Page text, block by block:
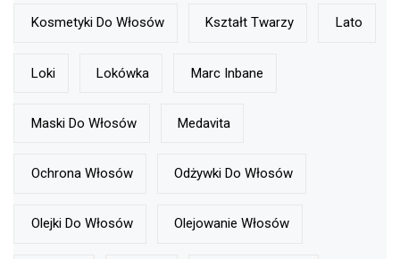
Kosmetyki Do Włosów Kształt Twarzy Lato
Loki Lokówka Marc Inbane
Maski Do Włosów Medavita
Ochrona Włosów Odżywki Do Włosów
Olejki Do Włosów Olejowanie Włosów